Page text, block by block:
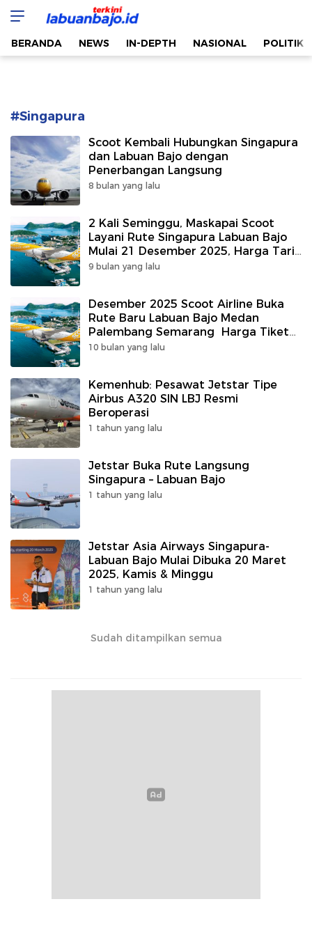
Labuan Bajo Terkini
Aktual & Berimbang
BERANDA NEWS IN-DEPTH NASIONAL POLITIK
#Singapura
Scoot Kembali Hubungkan Singapura
dan Labuan Bajo dengan
Penerbangan Langsung
8 bulan yang lalu
2 Kali Seminggu, Maskapai Scoot
Layani Rute Singapura Labuan Bajo
Mulai 21 Desember 2025, Harga Tarif
Rendah
9 bulan yang lalu
Desember 2025 Scoot Airline Buka
Rute Baru Labuan Bajo Medan
Palembang Semarang Harga Tiket
Murah
10 bulan yang lalu
Kemenhub: Pesawat Jetstar Tipe
Airbus A320 SIN LBJ Resmi
Beroperasi
1 tahun yang lalu
Jetstar Buka Rute Langsung
Singapura – Labuan Bajo
1 tahun yang lalu
Jetstar Asia Airways Singapura-
Labuan Bajo Mulai Dibuka 20 Maret
2025, Kamis & Minggu
1 tahun yang lalu
Sudah ditampilkan semua